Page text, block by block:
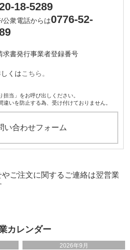
18-5289
公衆電話からは0776-52-
求書発行事業者登録番号
くはこちら。
当」をお呼び出しください。
いを防止する為、受け付けておりません。
い合わせフォーム
カレンダー
2026年9月
ご注文に関するご連絡は翌営業